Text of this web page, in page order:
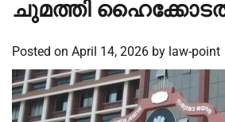
ചുമത്തി
Posted on April 14, 2026 by law-point